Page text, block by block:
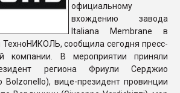
официальному
вхождению завода
Italiana Membrane в
ТехноНИКОЛЬ, сообщила сегодня пресс-
компании. В мероприятии приняли
региона Фриули Серджио
Bolzonello), вице-президент провинции